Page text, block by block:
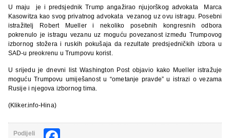
U maju je i predsjednik Trump angažirao njujorškog advokata Marca
Kasowitza kao svog privatnog advokata vezanog uz ovu istragu. Posebni
istražitelj Robert Mueller i nekoliko posebnih kongresnih odbora
pokrenulo je istragu vezanu uz moguću povezanost između Trumpovog
izbornog stožera i ruskih pokušaja da rezultate predsjedničkih izbora u
SAD-u preokrenu u Trumpovu korist.
U srijedu je dnevni list Washington Post objavio kako Mueller istražuje
moguću Trumpovu umiješanost u “ometanje pravde” u istrazi o vezama
Rusije i njegova izbornog tima.
(Kliker.info-Hina)
Podijeli